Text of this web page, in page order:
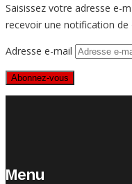
Saisissez votre adresse e-
recevoir une notification de
Adresse e-mail
Abonnez-vous
Menu